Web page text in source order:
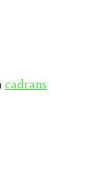
cadrans